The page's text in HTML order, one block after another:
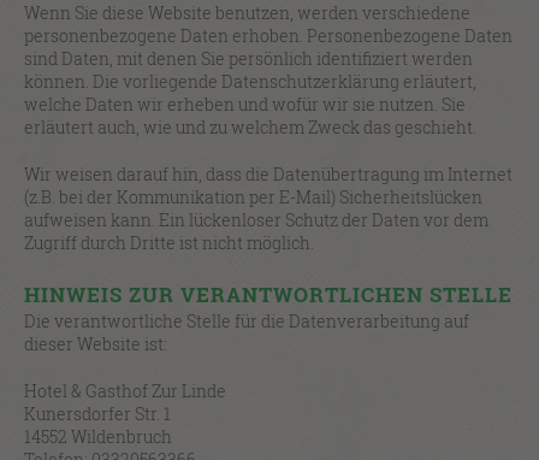
Wenn Sie diese Website benutzen, werden verschiedene
personenbezogene Daten erhoben. Personenbezogene Daten
sind Daten, mit denen Sie persönlich identifiziert werden
können. Die vorliegende Datenschutzerklärung erläutert,
welche Daten wir erheben und wofür wir sie nutzen. Sie
erläutert auch, wie und zu welchem Zweck das geschieht.
Wir weisen darauf hin, dass die Datenübertragung im Internet
(z.B. bei der Kommunikation per E-Mail) Sicherheitslücken
aufweisen kann. Ein lückenloser Schutz der Daten vor dem
Zugriff durch Dritte ist nicht möglich.
HINWEIS ZUR VERANTWORTLICHEN STELLE
Die verantwortliche Stelle für die Datenverarbeitung auf
dieser Website ist:
Hotel & Gasthof Zur Linde
Kunersdorfer Str. 1
14552 Wildenbruch